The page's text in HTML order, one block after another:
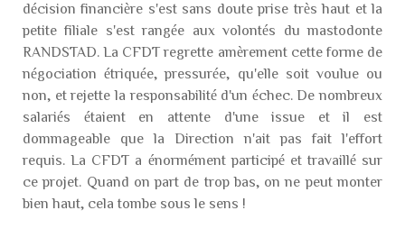
décision financière s'est sans doute prise très haut et la
petite filiale s'est rangée aux volontés du mastodonte
RANDSTAD. La CFDT regrette amèrement cette forme de
négociation étriquée, pressurée, qu'elle soit voulue ou
non, et rejette la responsabilité d'un échec. De nombreux
salariés étaient en attente d'une issue et il est
dommageable que la Direction n'ait pas fait l'effort
requis. La CFDT a énormément participé et travaillé sur
ce projet. Quand on part de trop bas, on ne peut monter
bien haut, cela tombe sous le sens !